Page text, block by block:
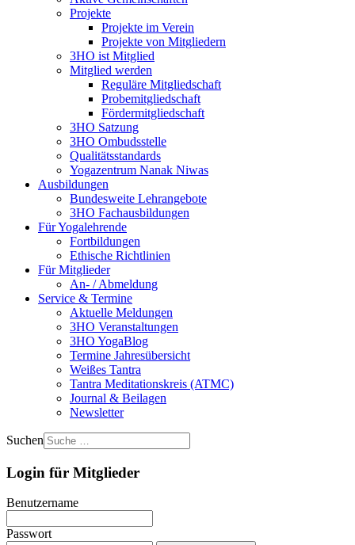
Projekte
Projekte im Verein
Projekte von Mitgliedern
3HO ist Mitglied
Mitglied werden
Reguläre Mitgliedschaft
Probemitgliedschaft
Fördermitgliedschaft
3HO Satzung
3HO Ombudsstelle
Qualitätsstandards
Yogazentrum Nanak Niwas
Ausbildungen
Bundesweite Lehrangebote
3HO Fachausbildungen
Für Yogalehrende
Fortbildungen
Ethische Richtlinien
Für Mitglieder
An- / Abmeldung
Service & Termine
Aktuelle Meldungen
3HO Veranstaltungen
3HO YogaBlog
Termine Jahresübersicht
Weißes Tantra
Tantra Meditationskreis (ATMC)
Journal & Beilagen
Newsletter
Suchen
Login für Mitglieder
Benutzername
Passwort